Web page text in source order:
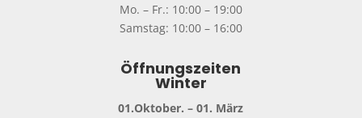
Mo. – Fr.: 10:00 – 19:00
Samstag: 10:00 – 16:00
Öffnungszeiten
Winter
01.Oktober. – 01. März